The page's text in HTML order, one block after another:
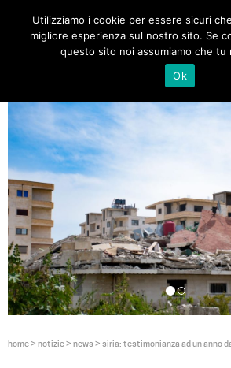
home> notizie> news > siria: testimonianza ad un anno
Utilizziamo i cookie per essere sicuri
migliore esperienza sul nostro sito. Se
questo sito noi assumiamo che tu
Ok